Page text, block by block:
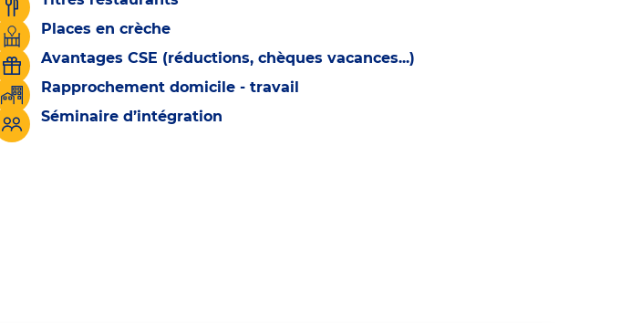
Places en crèche
Avantages CSE (réductions, chèques vacances...)
Rapprochement domicile - travail
Séminaire d’intégration